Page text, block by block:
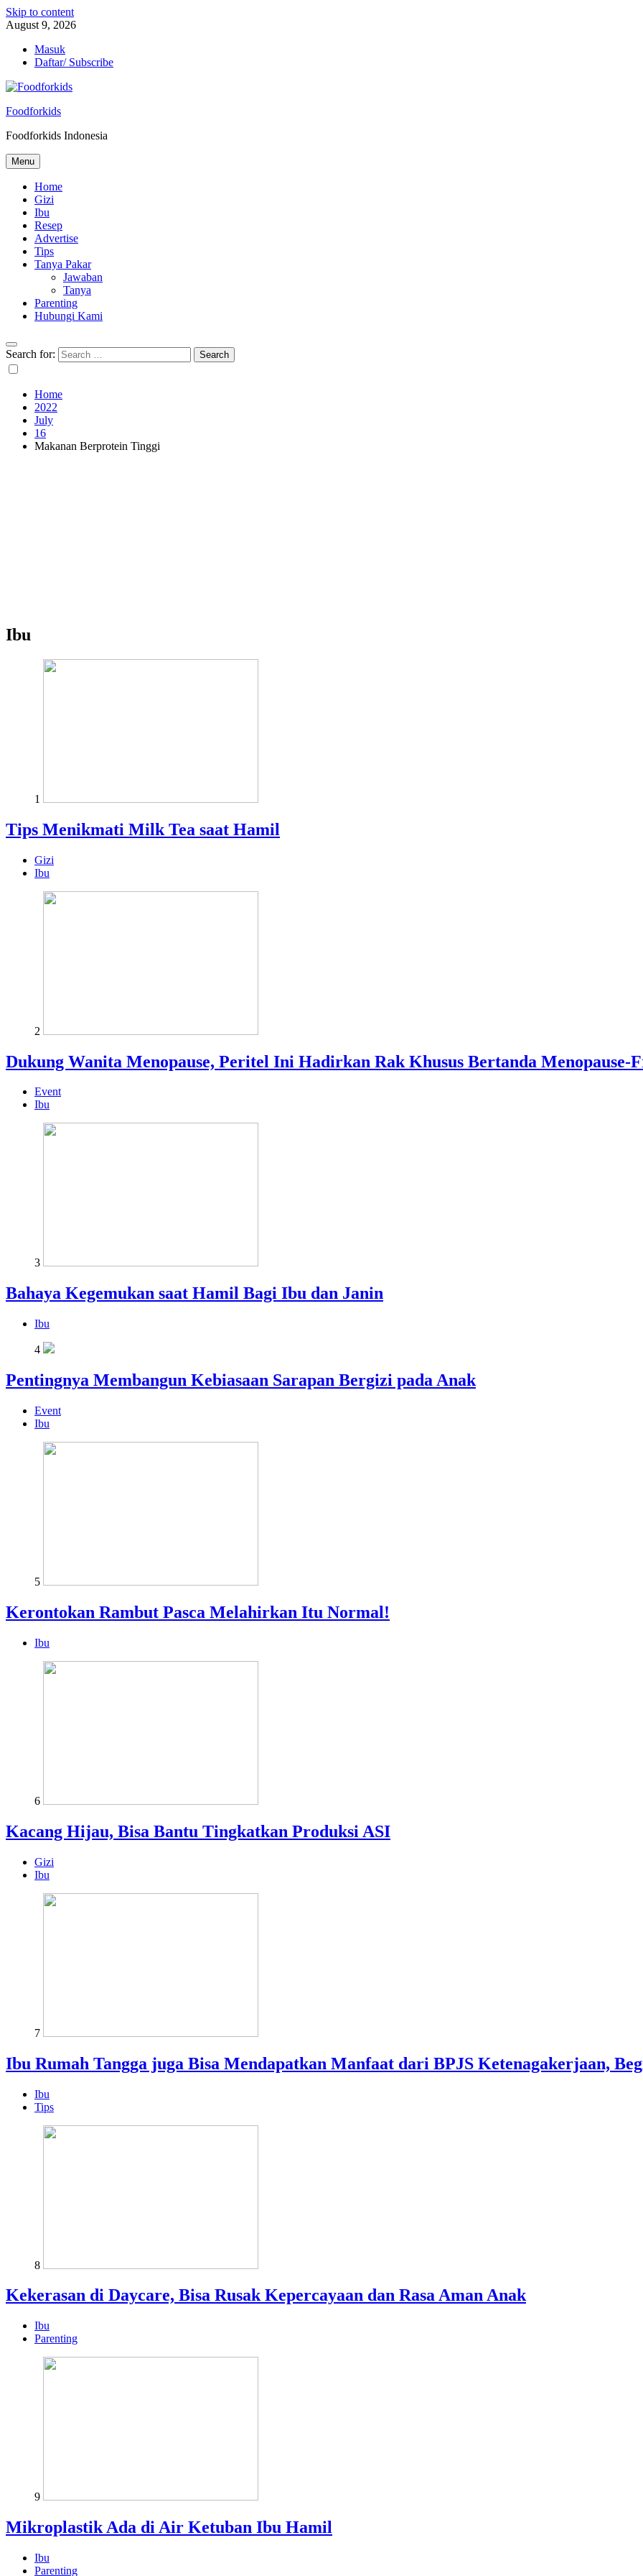
Skip to content
August 9, 2026
Masuk
Daftar/ Subscribe
Foodforkids
Foodforkids Indonesia
Menu
Home
Gizi
Ibu
Resep
Advertise
Tips
Tanya Pakar
Jawaban
Tanya
Parenting
Hubungi Kami
Search for:
Home
2022
July
16
Makanan Berprotein Tinggi
Ibu
1
Tips Menikmati Milk Tea saat Hamil
Gizi
Ibu
2
Dukung Wanita Menopause, Peritel Ini Hadirkan Rak Khusus Bertanda Menopause-
Event
Ibu
3
Bahaya Kegemukan saat Hamil Bagi Ibu dan Janin
Ibu
4
Pentingnya Membangun Kebiasaan Sarapan Bergizi pada Anak
Event
Ibu
5
Kerontokan Rambut Pasca Melahirkan Itu Normal!
Ibu
6
Kacang Hijau, Bisa Bantu Tingkatkan Produksi ASI
Gizi
Ibu
7
Ibu Rumah Tangga juga Bisa Mendapatkan Manfaat dari BPJS Ketenagakerjaan,
Ibu
Tips
8
Kekerasan di Daycare, Bisa Rusak Kepercayaan dan Rasa Aman Anak
Ibu
Parenting
9
Mikroplastik Ada di Air Ketuban Ibu Hamil
Ibu
Parenting